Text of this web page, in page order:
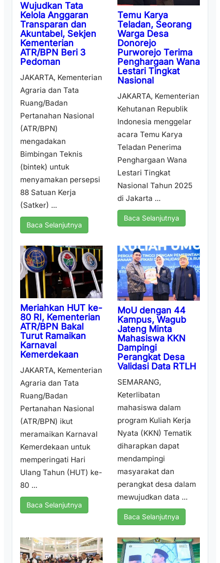
Wujudkan Tata
Kelola Anggaran
Transparan dan
Akuntabel, Sekjen
Kementerian
ATR/BPN Beri 3
Pedoman
JAKARTA, Kementerian
Agraria dan Tata
Ruang/Badan
Pertanahan Nasional
(ATR/BPN)
mengadakan
Bimbingan Teknis
(bintek) untuk
menyamakan persepsi
88 Satuan Kerja
(Satker) ...
Baca Selanjutnya
Temu Karya
Teladan, Seorang
Warga Desa
Donorejo
Purworejo Terima
Penghargaan Wana
Lestari Tingkat
Nasional
JAKARTA, Kementerian
Kehutanan Republik
Indonesia menggelar
acara Temu Karya
Teladan Penerima
Penghargaan Wana
Lestari Tingkat
Nasional Tahun 2025
di Jakarta ...
Baca Selanjutnya
Meriahkan HUT ke-
80 RI, Kementerian
ATR/BPN Bakal
Turut Ramaikan
Karnaval
Kemerdekaan
JAKARTA, Kementerian
Agraria dan Tata
Ruang/Badan
Pertanahan Nasional
(ATR/BPN) ikut
meramaikan Karnaval
Kemerdekaan untuk
memperingati Hari
Ulang Tahun (HUT) ke-
80 ...
Baca Selanjutnya
MoU dengan 44
Kampus, Wagub
Jateng Minta
Mahasiswa KKN
Dampingi
Perangkat Desa
Validasi Data RTLH
SEMARANG,
Keterlibatan
mahasiswa dalam
program Kuliah Kerja
Nyata (KKN) Tematik
diharapkan dapat
mendampingi
masyarakat dan
perangkat desa dalam
mewujudkan data ...
Baca Selanjutnya